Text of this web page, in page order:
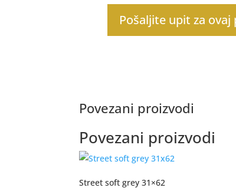
Pošaljite upit za ovaj
Povezani proizvodi
Povezani proizvodi
Street soft grey 31×62